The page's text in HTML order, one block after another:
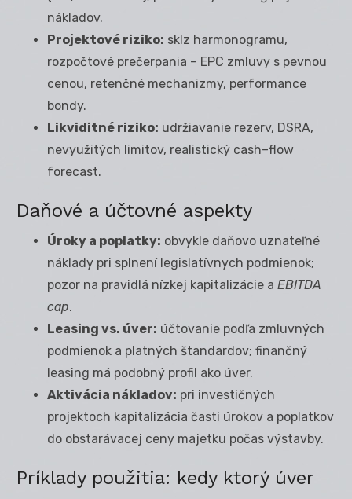
nákladov.
Projektové riziko: sklz harmonogramu,
rozpočtové prečerpania – EPC zmluvy s pevnou
cenou, retenčné mechanizmy, performance
bondy.
Likviditné riziko: udržiavanie rezerv, DSRA,
nevyužitých limitov, realistický cash–flow
forecast.
Daňové a účtovné aspekty
Úroky a poplatky: obvykle daňovo uznateľné
náklady pri splnení legislatívnych podmienok;
pozor na pravidlá nízkej kapitalizácie a EBITDA
cap.
Leasing vs. úver: účtovanie podľa zmluvných
podmienok a platných štandardov; finančný
leasing má podobný profil ako úver.
Aktivácia nákladov: pri investičných
projektoch kapitalizácia časti úrokov a poplatkov
do obstarávacej ceny majetku počas výstavby.
Príklady použitia: kedy ktorý úver